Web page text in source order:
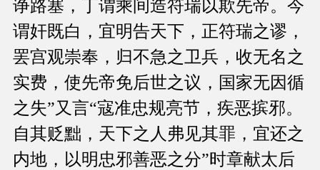
诤路塞，丁谓乘间造符瑞以欺先帝。今
谓奸既白，宜明告天下，正符瑞之谬，
罢宫观崇奉，归不急之卫兵，收无名之
实费，使先帝免后世之议，国家无因循
之失”又言“寇准忠规亮节，疾恶摈邪。
自其贬黜，天下之人弗见其罪，宜还之
内地，以明忠邪善恶之分”时章献太后